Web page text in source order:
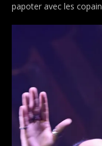
papoter avec les